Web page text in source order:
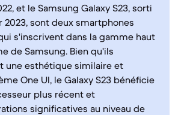
et le Samsung Galaxy S23, sorti
2023, sont deux smartphones
s'inscrivent dans la gamme haut
de Samsung. Bien qu'ils
une esthétique similaire et
One UI, le Galaxy S23 bénéficie
plus récent et
significatives au niveau de